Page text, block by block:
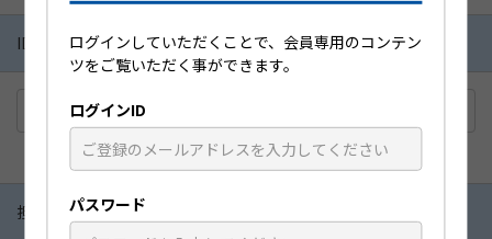
ID（メールアドレス）再入力（確認用）
コピー・ペーストせず再度ご入力をお願いいたします。
担当MRによるメールでの情報提供
ログインしていただくことで、会員専用のコンテン
ツをご覧いただく事ができます。
ログインID
パスワード